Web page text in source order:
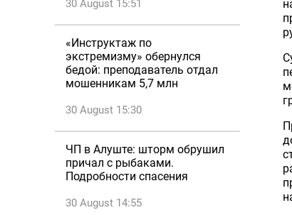
30 August 15:51
«Инструктаж по
экстремизму» обернулся
бедой: преподаватель отдал
мошенникам 5,7 млн
30 August 15:30
ЧП в Алуште: шторм обрушил
причал с рыбаками.
Подробности спасения
30 August 14:55